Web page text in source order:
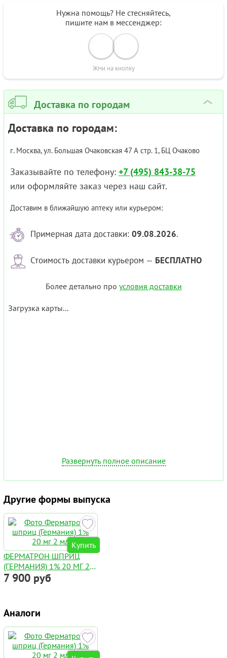
Нужна помощь? Не стесняйтесь,
пишите нам в мессенджер:
Жми на кнопку
Доставка по городам ›
Доставка по городам:
г. Москва, ул. Большая Очаковская 47 А стр. 1, БЦ Очаково
Заказывайте по телефону: +7 (495) 843-38-75
или оформляйте заказ через наш сайт.
Доставим в ближайшую аптеку или курьером:
Примерная дата доставки: 09.08.2026.
Стоимость доставки курьером — БЕСПЛАТНО
Более детально про условия доставки
Загрузка карты...
Развернуть полное описание
Другие формы выпуска
Купить
ФЕРМАТРОН ШПРИЦ
(ГЕРМАНИЯ) 1% 20 МГ 2
МЛ
7 900 руб
Аналоги